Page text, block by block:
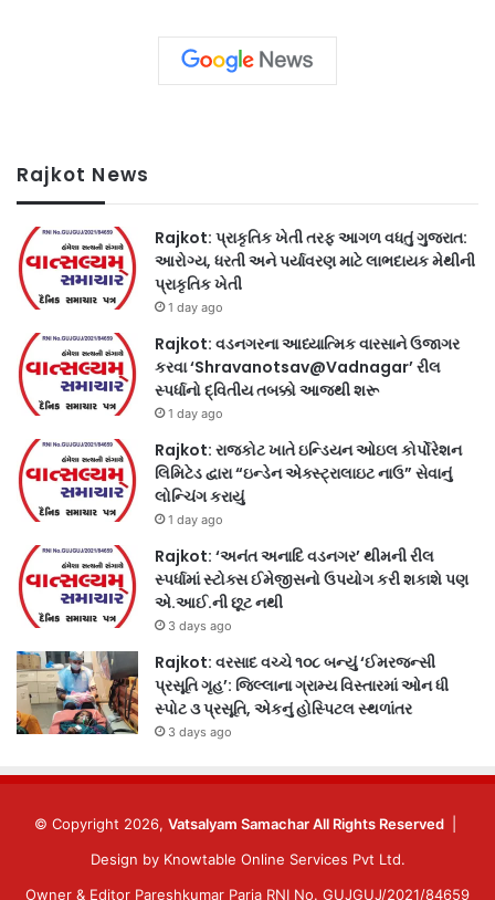
Rajkot News
Rajkot: પ્રાકૃતિક ખેતી તરફ આગળ વધતું ગુજરાત:
આરોગ્ય, ધરતી અને પર્યાવરણ માટે લાભદાયક મેથીની
પ્રાકૃતિક ખેતી
1 day ago
Rajkot: વડનગરના આધ્યાત્મિક વારસાને ઉજાગર
કરવા ‘Shravanotsav@Vadnagar’ રીલ
સ્પર્ધાનો દ્વિતીય તબક્કો આજથી શરૂ
1 day ago
Rajkot: રાજકોટ ખાતે ઇન્ડિયન ઓઇલ કોર્પોરેશન
લિમિટેડ દ્વારા “ઇન્ડેન એક્સ્ટ્રાલાઇટ નાઉ” સેવાનું
લોન્ચિંગ કરાયું
1 day ago
Rajkot: ‘અનંત અનાદિ વડનગર’ થીમની રીલ
સ્પર્ધામાં સ્ટોક્સ ઈમેજીસનો ઉપયોગ કરી શકાશે પણ
એ.આઈ.ની છૂટ નથી
3 days ago
Rajkot: વરસાદ વચ્ચે ૧૦૮ બન્યું ‘ઈમરજન્સી
પ્રસૂતિ ગૃહ’: જિલ્લાના ગ્રામ્ય વિસ્તારમાં ઓન ધી
સ્પોટ ૩ પ્રસૂતિ, એકનું હોસ્પિટલ સ્થળાંતર
3 days ago
© Copyright 2026, Vatsalyam Samachar All Rights Reserved
Design by Knowtable Online Services Pvt Ltd.
Owner & Editor Pareshkumar Paria RNI No. GUJGUJ/2021/84659